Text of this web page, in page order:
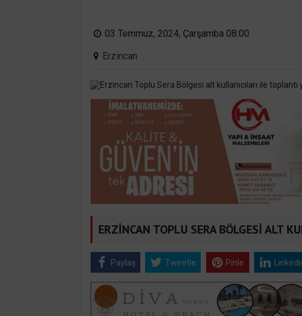
03 Temmuz, 2024, Çarşamba 08:00
Erzincan
ERZİNCAN TOPLU SERA BÖLGESİ ALT
Paylaş Tweetle Pinle